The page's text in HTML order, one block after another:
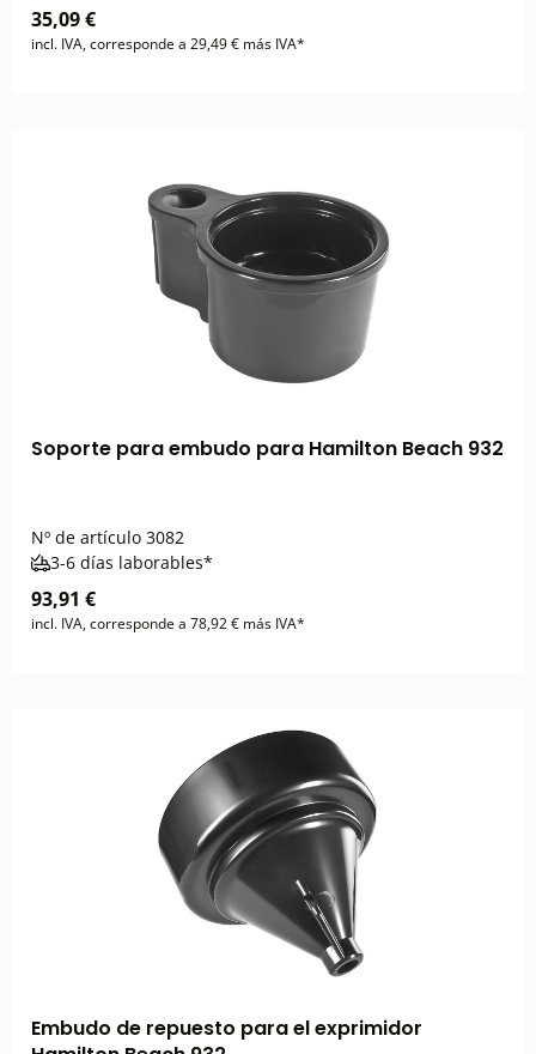
35,09 €
incl. IVA, corresponde a 29,49 € más IVA*
Soporte para embudo para Hamilton Beach 932
Nº de artículo 3082
3-6 días laborables*
93,91 €
incl. IVA, corresponde a 78,92 € más IVA*
Embudo de repuesto para el exprimidor